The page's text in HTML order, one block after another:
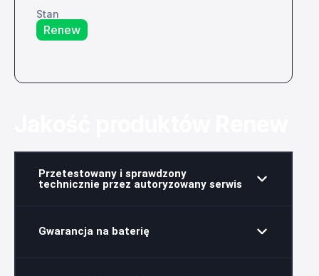
Stan
Renew
Przetestowany i sprawdzony
technicznie przez autoryzowany serwis
Gwarancja na baterię